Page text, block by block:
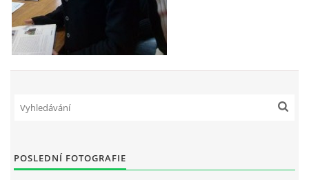
NÁHRADNÍ TERMÍN BRIGÁDY PRO TY KTEŘÍ SE
NEDOSTAVILI NA PODZIMNÍ BRIGÁDU
7:4 (VELKÝ PÁTEK) KROUŽEK NEBUDE
POSLEDNÍ FOTOGRAFIE